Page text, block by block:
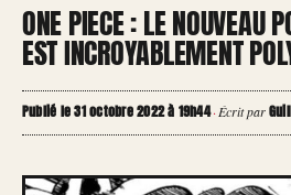
ONE PIECE : LE NOUVEAU
EST INCROYABLEMENT
Publié le 31 octobre 2022 à 19h44·Écrit par